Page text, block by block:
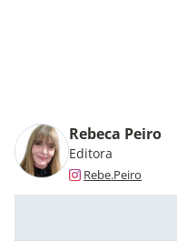
Rebeca Peiro
Editora
Rebe.Peiro